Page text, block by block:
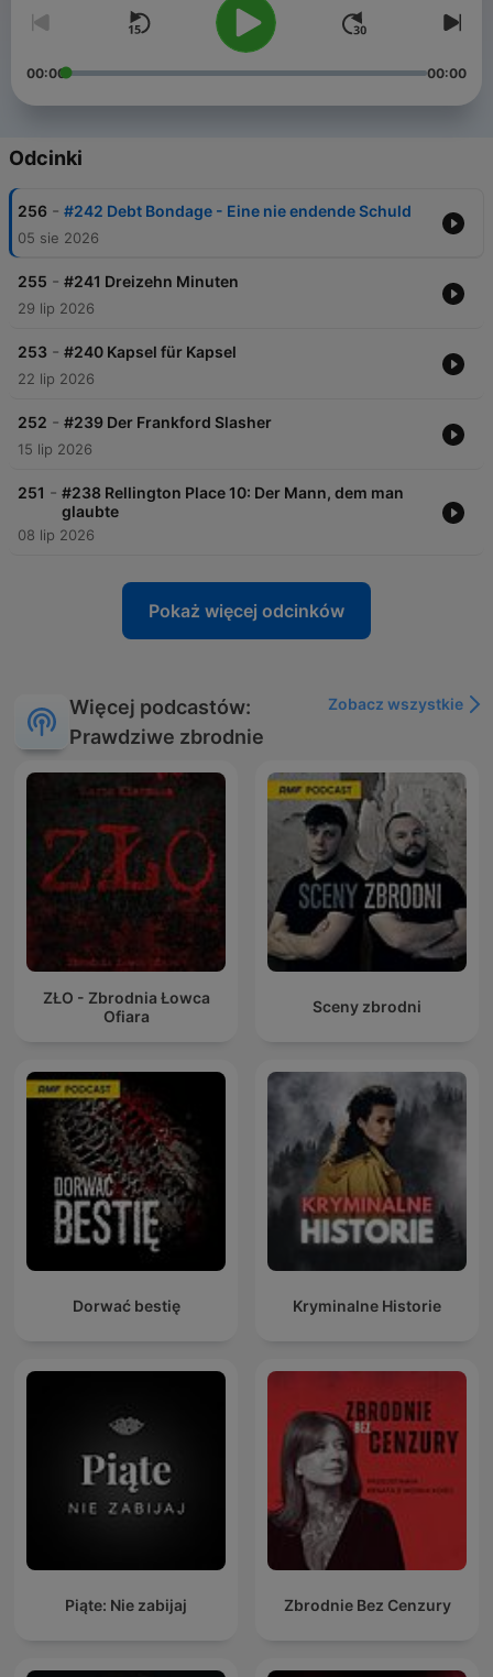
00:00 00:00
Odcinki
256 - #242 Debt Bondage - Eine nie endende Schuld
05 sie 2026
255 - #241 Dreizehn Minuten
29 lip 2026
253 - #240 Kapsel für Kapsel
22 lip 2026
252 - #239 Der Frankford Slasher
15 lip 2026
251 - #238 Rellington Place 10: Der Mann, dem man
glaubte
08 lip 2026
Pokaż więcej odcinków
Więcej podcastów:
Prawdziwe zbrodnie
Zobacz wszystkie
ZŁO - Zbrodnia Łowca
Ofiara
Sceny zbrodni
Dorwać bestię Kryminalne Historie
Piąte: Nie zabijaj Zbrodnie Bez Cenzury